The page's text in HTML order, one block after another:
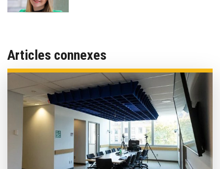
Articles connexes